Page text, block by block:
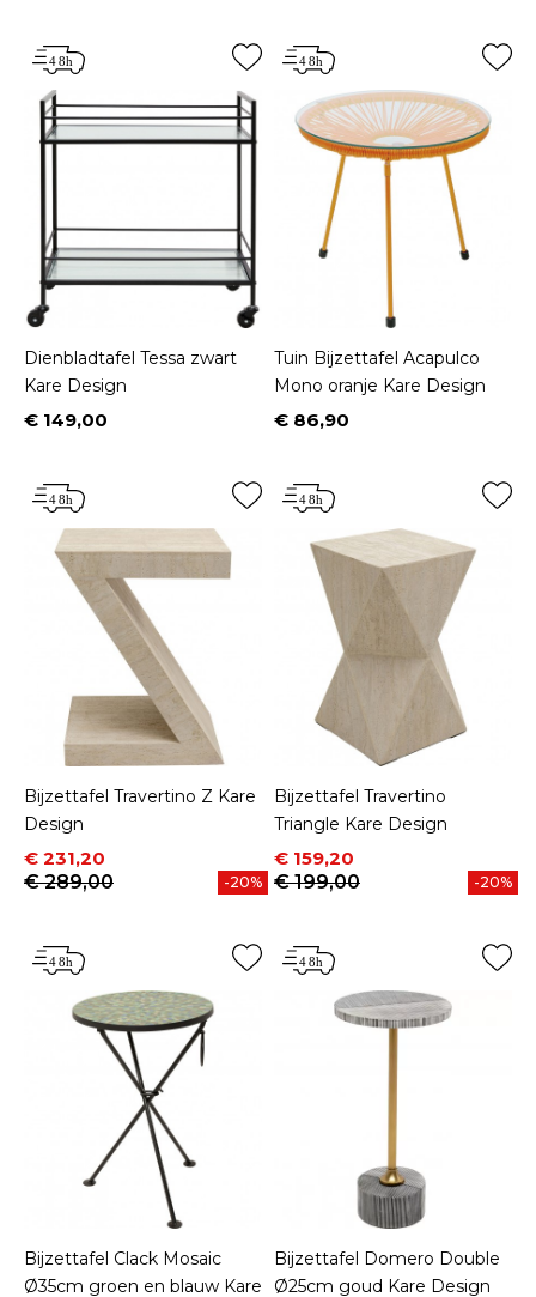
Dienbladtafel Tessa zwart
Kare Design
Prijs
€ 149,00
Tuin Bijzettafel Acapulco
Mono oranje Kare Design
Prijs
€ 86,90
Bijzettafel Travertino Z Kare
Design
Prijs
€ 231,20
Normale prijs
€ 289,00
-20%
Bijzettafel Travertino
Triangle Kare Design
Prijs
€ 159,20
Normale prijs
€ 199,00
-20%
Bijzettafel Clack Mosaic
Ø35cm groen en blauw Kare
Bijzettafel Domero Double
Ø25cm goud Kare Design